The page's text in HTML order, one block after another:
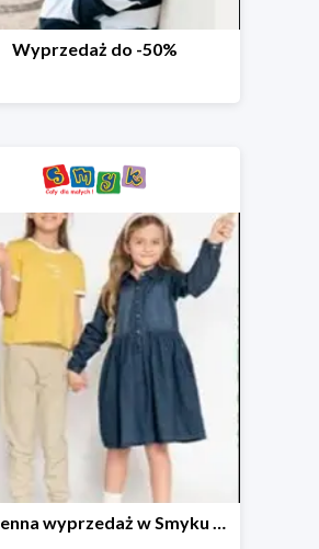
Wyprzedaż do -50%
Wiosenna wyprzedaż w Smyku do -50%